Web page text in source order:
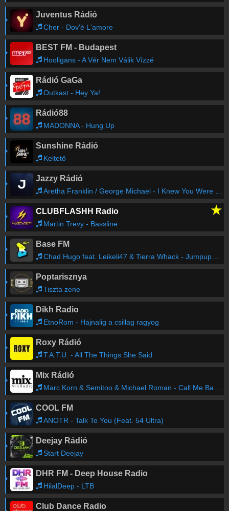
Juventus Rádió
Cher - Dov'è L'amore
BEST FM - Budapest
Hooligans - A Vér Nem Válik Vízzé
Rádió GaGa
Outkast - Hey Ya!
Rádió88
MADONNA - Hung Up
Sunshine Rádió
Keltető
Jazzy Rádió
Aretha Franklin / George Michael - I Knew You Were Waiting For Me
CLUBFLASHH Radio ★
Martin Trevy - Bassline
Base FM
Chad Hugo feat. Leikeli47 & Tierra Whack - Jumpupw!nya
Poptarisznya
Tiszta zene
Dikh Radio
EtnoRom - Hajnalig a csillag ragyog
Roxy Rádió
T.A.T.U. - All The Things She Said
Mix Rádió
Marc Korn & Semitoo & Michael Roman - Call Me Back (Extended Mix)
COOL FM
ANOTR - Talk To You (Feat. 54 Ultra)
Deejay Rádió
Start Deejay
DHR FM - Deep House Radio
HilalDeep - LTB
Club Dance Radio